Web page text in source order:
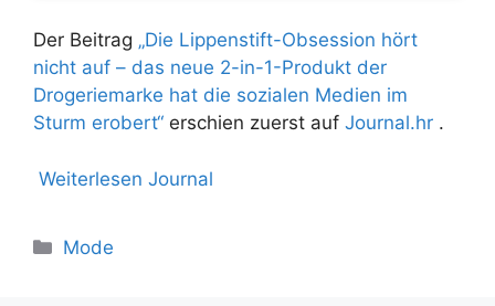
Der Beitrag „Die Lippenstift-Obsession hört
nicht auf – das neue 2-in-1-Produkt der
Drogeriemarke hat die sozialen Medien im
Sturm erobert“ erschien zuerst auf Journal.hr .
Weiterlesen Journal
Mode